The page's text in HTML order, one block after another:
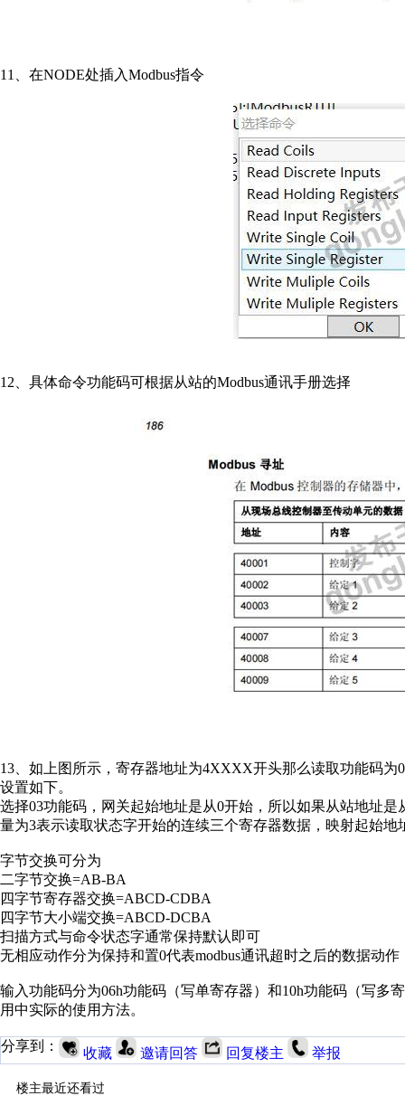
11、在NODE处插入Modbus指令
12、具体命令功能码可根据从站的Modbus通讯手册选择
13、如上图所示，寄存器地址为4XXXX开头那么读取功能码
设置如下。
选择03功能码，网关起始地址是从0开始，所以如果从站地址
量为3表示读取状态字开始的连续三个寄存器数据，映射起始地
字节交换可分为
二字节交换=AB-BA
四字节寄存器交换=ABCD-CDBA
四字节大小端交换=ABCD-DCBA
扫描方式与命令状态字通常保持默认即可
无相应动作分为保持和置0代表modbus通讯超时之后的数据动作
输入功能码分为06h功能码（写单寄存器）和10h功能码（写多
用中实际的使用方法。
分享到： 收藏 邀请回答 回复楼主 举报
楼主最近还看过